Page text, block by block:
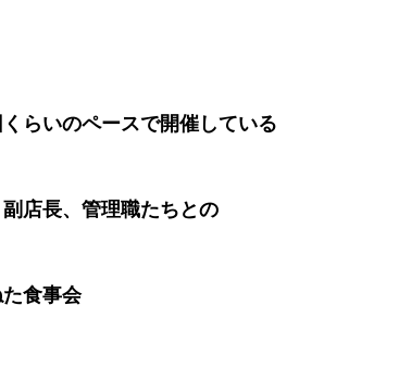
らいのペースで開催している
店長、管理職たちとの
食事会